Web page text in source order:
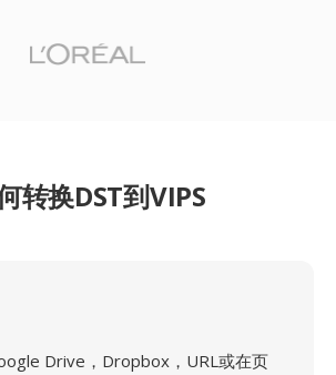
转换DST到VIPS
Drive，Dropbox，URL或在页